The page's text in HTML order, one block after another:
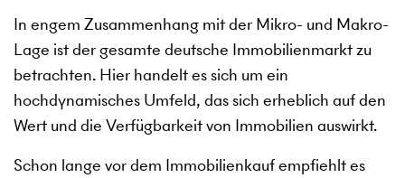
In engem Zusammenhang mit der Mikro- und Makro-
Lage ist der gesamte deutsche Immobilienmarkt zu
betrachten. Hier handelt es sich um ein
hochdynamisches Umfeld, das sich erheblich auf den
Wert und die Verfügbarkeit von Immobilien auswirkt.
Schon lange vor dem Immobilienkauf empfiehlt es